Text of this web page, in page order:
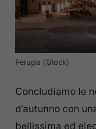
Perugia (iStock)
Concludiamo le
d’autunno con
bellissima ed